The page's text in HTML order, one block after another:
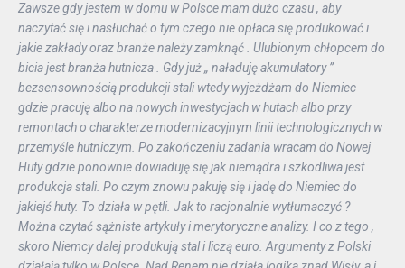
Zawsze gdy jestem w domu w Polsce mam dużo czasu , aby
naczytać się i nasłuchać o tym czego nie opłaca się produkować i
jakie zakłady oraz branże należy zamknąć . Ulubionym chłopcem do
bicia jest branża hutnicza . Gdy już „ naładuję akumulatory ”
bezsensownością produkcji stali wtedy wyjeżdżam do Niemiec
gdzie pracuję albo na nowych inwestycjach w hutach albo przy
remontach o charakterze modernizacyjnym linii technologicznych w
przemyśle hutniczym. Po zakończeniu zadania wracam do Nowej
Huty gdzie ponownie dowiaduję się jak niemądra i szkodliwa jest
produkcja stali. Po czym znowu pakuję się i jadę do Niemiec do
jakiejś huty. To działa w pętli. Jak to racjonalnie wytłumaczyć ?
Można czytać sążniste artykuły i merytoryczne analizy. I co z tego ,
skoro Niemcy dalej produkują stal i liczą euro. Argumenty z Polski